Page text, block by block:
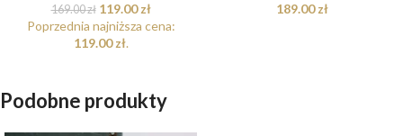
169.00zł 119.00zł
Poprzednia najniższa cena:
119.00zł.
189.00zł
Podobne produkty